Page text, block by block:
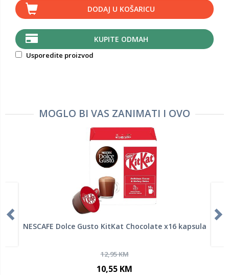
DODAJ U KOŠARICU
KUPITE ODMAH
Usporedite proizvod
MOGLO BI VAS ZANIMATI I OVO
NESCAFE Dolce Gusto KitKat Chocolate x16 kapsula
12,95 KM
10,55 KM